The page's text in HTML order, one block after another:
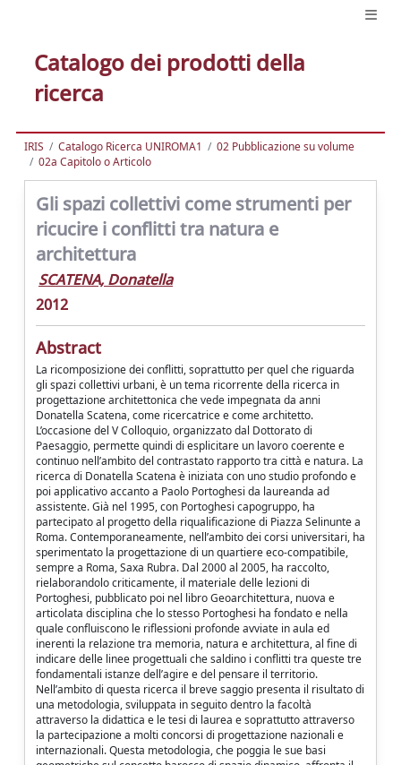
Catalogo dei prodotti della
ricerca
IRIS Catalogo Ricerca UNIROMA1
02 Pubblicazione su volume
02a Capitolo o Articolo
Gli spazi collettivi come strumenti per
ricucire i conflitti tra natura e
architettura
SCATENA, Donatella
2012
Abstract
La ricomposizione dei conflitti, soprattutto per quel che riguarda
gli spazi collettivi urbani, è un tema ricorrente della ricerca in
progettazione architettonica che vede impegnata da anni
Donatella Scatena, come ricercatrice e come architetto.
L’occasione del V Colloquio, organizzato dal Dottorato di
Paesaggio, permette quindi di esplicitare un lavoro coerente e
continuo nell’ambito del contrastato rapporto tra città e natura. La
ricerca di Donatella Scatena è iniziata con uno studio profondo e
poi applicativo accanto a Paolo Portoghesi da laureanda ad
assistente. Già nel 1995, con Portoghesi capogruppo, ha
partecipato al progetto della riqualificazione di Piazza Selinunte a
Roma. Contemporaneamente, nell’ambito dei corsi universitari, ha
sperimentato la progettazione di un quartiere eco-compatibile,
sempre a Roma, Saxa Rubra. Dal 2000 al 2005, ha raccolto,
rielaborandolo criticamente, il materiale delle lezioni di
Portoghesi, pubblicato poi nel libro Geoarchitettura, nuova e
articolata disciplina che lo stesso Portoghesi ha fondato e nella
quale confluiscono le riflessioni profonde avviate in aula ed
inerenti la relazione tra memoria, natura e architettura, al fine di
indicare delle linee progettuali che saldino i conflitti tra queste tre
fondamentali istanze dell’agire e del pensare il territorio.
Nell’ambito di questa ricerca il breve saggio presenta il risultato di
una metodologia, sviluppata in seguito dentro la facoltà
attraverso la didattica e le tesi di laurea e soprattutto attraverso
la partecipazione a molti concorsi di progettazione nazionali e
internazionali. Questa metodologia, che poggia le sue basi